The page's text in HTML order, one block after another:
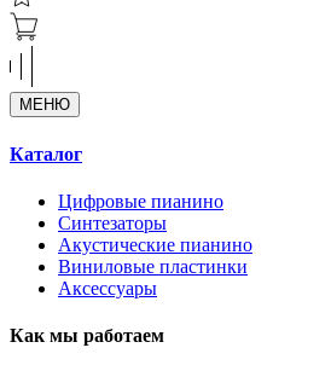
МЕНЮ
Каталог
Цифровые пианино
Синтезаторы
Акустические пианино
Виниловые пластинки
Аксессуары
Как мы работаем